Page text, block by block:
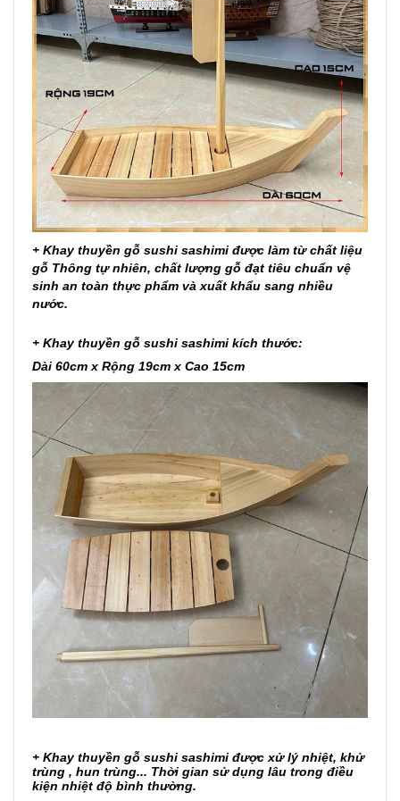
+ Khay thuyền gỗ sushi sashimi được làm từ chất liệu
gỗ Thông tự nhiên, chất lượng gỗ đạt tiêu chuẩn vệ
sinh an toàn thực phẩm và xuất khẩu sang nhiều
nước.
+ Khay thuyền gỗ sushi sashimi kích thước:
Dài 60cm x Rộng 19cm x Cao 15cm
+ Khay thuyền gỗ sushi sashimi được xử lý nhiệt, khử
trùng , hun trùng... Thời gian sử dụng lâu trong điều
kiện nhiệt độ bình thường.